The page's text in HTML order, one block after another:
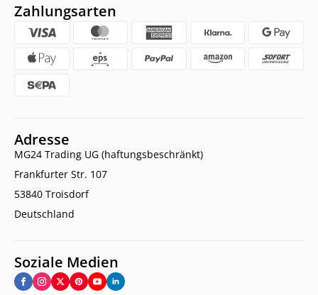
Zahlungsarten
Adresse
MG24 Trading UG (haftungsbeschränkt)
Frankfurter Str. 107
53840 Troisdorf
Deutschland
Soziale Medien